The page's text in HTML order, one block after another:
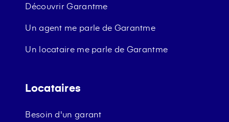
Découvrir Garantme
Un agent me parle de Garantme
Un locataire me parle de Garantme
Locataires
Besoin d'un garant